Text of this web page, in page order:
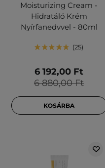
Moisturizing Cream -
Hidratáló Krém
Nyírfanedvvel - 80ml
25
6 880,00 Ft
6 192,00 Ft
KOSÁRBA